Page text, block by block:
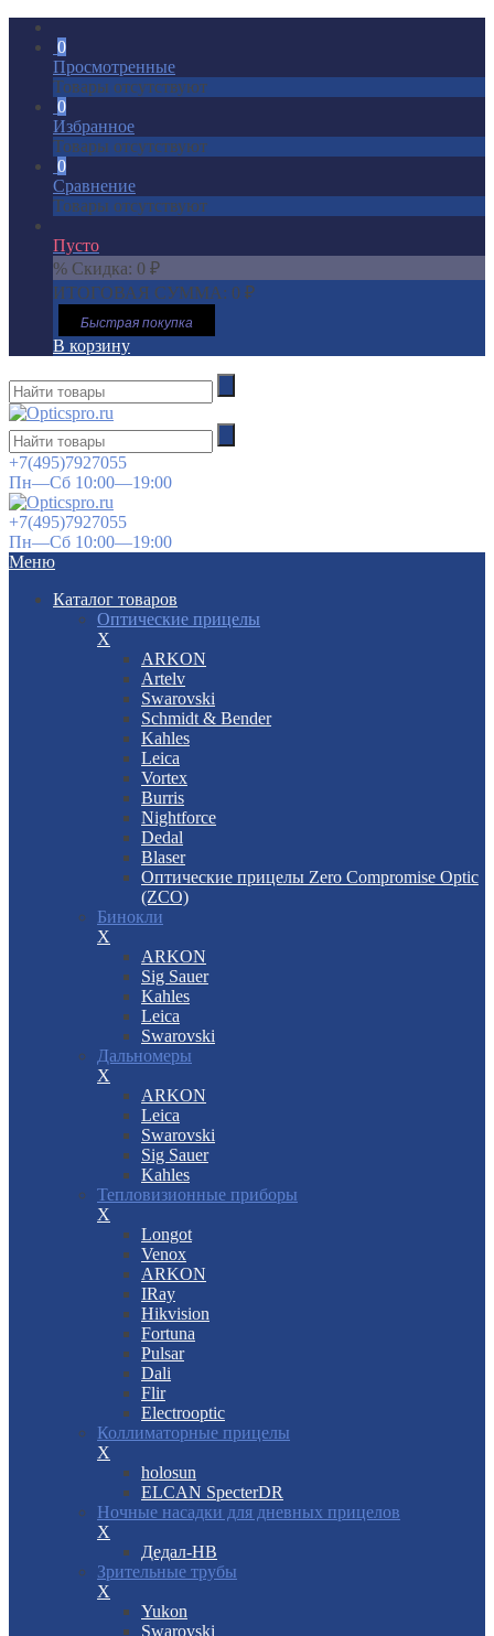
0
Просмотренные
Товары отсутствуют
0
Избранное
Товары отсутствуют
0
Сравнение
Товары отсутствуют
Пусто
% Скидка: 0 ₽
ИТОГОВАЯ СУММА: 0 ₽
Быстрая покупка
В корзину
+7(495)7927055
Пн—Сб 10:00—19:00
+7(495)7927055
Пн—Сб 10:00—19:00
Меню
Каталог товаров
Оптические прицелы
X
ARKON
Artelv
Swarovski
Schmidt & Bender
Kahles
Leica
Vortex
Burris
Nightforce
Dedal
Blaser
Оптические прицелы Zero Compromise Optic
(ZCO)
Бинокли
X
ARKON
Sig Sauer
Kahles
Leica
Swarovski
Дальномеры
X
ARKON
Leica
Swarovski
Sig Sauer
Kahles
Тепловизионные приборы
X
Longot
Venox
ARKON
IRay
Hikvision
Fortuna
Pulsar
Dali
Flir
Electrooptic
Коллиматорные прицелы
X
holosun
ELCAN SpecterDR
Ночные насадки для дневных прицелов
X
Дедал-НВ
Зрительные трубы
X
Yukon
Swarovski